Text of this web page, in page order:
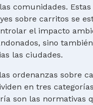
comunidades. Estas
sobre carritos se
el impacto
sino
las ciudades.
ordenanzas sobre
en tres
son las normativas